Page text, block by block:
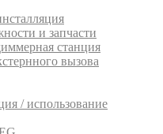
и запчасти
станция
вызова
/ использование